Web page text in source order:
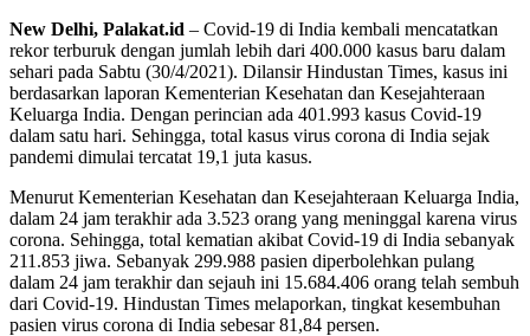
New Delhi, Palakat.id – Covid-19 di India kembali mencatatkan
rekor terburuk dengan jumlah lebih dari 400.000 kasus baru dalam
sehari pada Sabtu (30/4/2021). Dilansir Hindustan Times, kasus ini
berdasarkan laporan Kementerian Kesehatan dan Kesejahteraan
Keluarga India. Dengan perincian ada 401.993 kasus Covid-19
dalam satu hari. Sehingga, total kasus virus corona di India sejak
pandemi dimulai tercatat 19,1 juta kasus.
Menurut Kementerian Kesehatan dan Kesejahteraan Keluarga India,
dalam 24 jam terakhir ada 3.523 orang yang meninggal karena virus
corona. Sehingga, total kematian akibat Covid-19 di India sebanyak
211.853 jiwa. Sebanyak 299.988 pasien diperbolehkan pulang
dalam 24 jam terakhir dan sejauh ini 15.684.406 orang telah sembuh
dari Covid-19. Hindustan Times melaporkan, tingkat kesembuhan
pasien virus corona di India sebesar 81,84 persen.